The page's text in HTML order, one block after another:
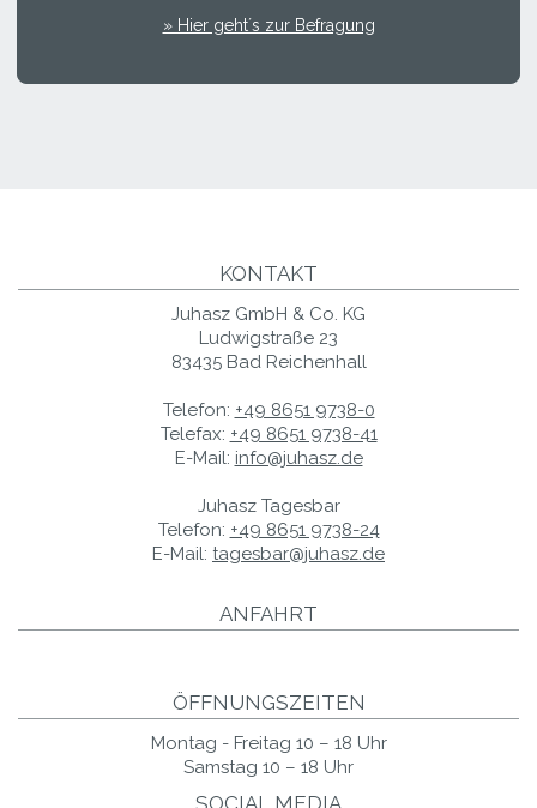
» Hier geht´s zur Befragung
KONTAKT
Juhasz GmbH & Co. KG
Ludwigstraße 23
83435 Bad Reichenhall
Telefon: +49 8651 9738-0
Telefax: +49 8651 9738-41
E-Mail: info@juhasz.de
Juhasz Tagesbar
Telefon: +49 8651 9738-24
E-Mail: tagesbar@juhasz.de
ANFAHRT
ÖFFNUNGSZEITEN
Montag - Freitag 10 – 18 Uhr
Samstag 10 – 18 Uhr
SOCIAL MEDIA